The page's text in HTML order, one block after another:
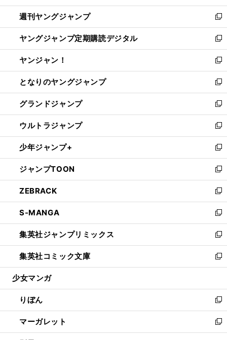
開
く
ウ
で
開
く
ン
ド
ウ
で
開
く
ウ
ィ
ン
ド
ウ
で
開
く
週刊ヤングジャンプ
新
し
い
ウ
ィ
ン
ド
ウ
で
開
く
ヤングジャンプ定期購読デジタル
新
し
い
ウ
ィ
ン
ド
ウ
で
開
く
ヤンジャン！
新
し
い
ウ
ィ
ン
ド
ウ
で
開
く
となりのヤングジャンプ
新
し
い
ウ
ィ
ン
ド
ウ
で
開
く
グランドジャンプ
新
し
い
ウ
ィ
ン
ド
ウ
で
開
く
ウルトラジャンプ
新
し
い
ウ
ィ
ン
ド
ウ
で
開
く
少年ジャンプ+
新
し
い
ウ
ィ
ン
ド
ウ
で
開
く
ジャンプTOON
新
し
い
ウ
ィ
ン
ド
ウ
で
開
ZEBRACK
新
し
い
ウ
ィ
ン
ド
ウ
開
く
S-MANGA
新
し
い
ウ
ィ
ン
ウ
で
開
く
集英社ジャンプリミックス
新
し
い
ウ
ン
ド
ウ
で
開
集英社コミック文庫
新
し
ウ
ィ
ン
ド
ウ
少女マンガ
りぼん
新
し
い
ウ
マーガレット
新
し